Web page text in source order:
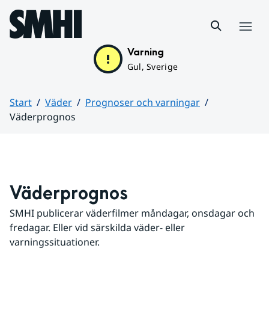
Hoppa till sidans innehåll
Varning
Gul, Sverige
Start Väder
Prognoser och varningar
Väderprognos
Väderprognos
SMHI publicerar väderfilmer måndagar, onsdagar och
fredagar. Eller vid särskilda väder- eller
varningssituationer.